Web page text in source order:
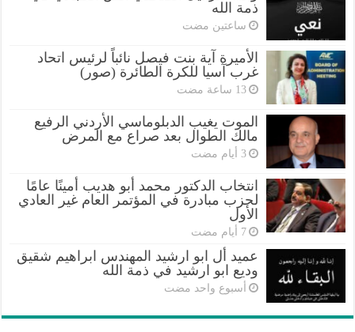
ذمة الله
‏ساعتين مضت
الأميرة آية بنت فيصل نائباً لرئيس اتحاد
غرب آسيا للكرة الطائرة (صور)
‏13 ساعة مضت
الموت يغيب الدبلوماسي الأردني الرفيع
مالك الطوال بعد صراع مع المرض
‏3 أيام مضت
انتخاب الدكتور محمد أبو هديب أمينًا عامًا
لحزب مبادرة في المؤتمر العام غير العادي
الأول
‏7 أيام مضت
عميد أل ابو ارشيد المهندس ابراهيم شقيق
وديع ابو ارشيد في ذمة الله
‏أسبوع واحد مضت